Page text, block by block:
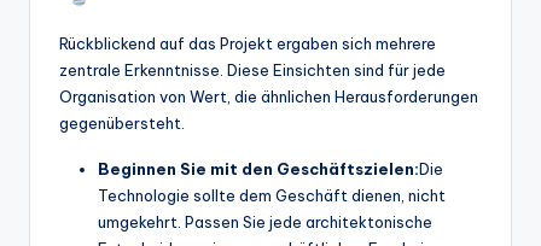
Rückblickend auf das Projekt ergaben sich mehrere
zentrale Erkenntnisse. Diese Einsichten sind für jede
Organisation von Wert, die ähnlichen Herausforderungen
gegenübersteht.
Beginnen Sie mit den Geschäftszielen:Die
Technologie sollte dem Geschäft dienen, nicht
umgekehrt. Passen Sie jede architektonische